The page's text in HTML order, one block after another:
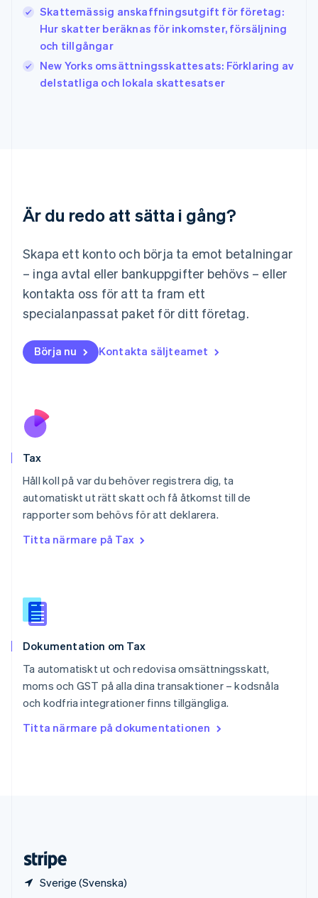
Skattemässig anskaffningsutgift för företag:
Hur skatter beräknas för inkomster, försäljning
och tillgångar
New Yorks omsättningsskattesats: Förklaring av
delstatliga och lokala skattesatser
Är du redo att sätta i gång?
Skapa ett konto och börja ta emot betalningar
– inga avtal eller bankuppgifter behövs – eller
kontakta oss för att ta fram ett
specialanpassat paket för ditt företag.
Börja nu Kontakta säljteamet
Tax
Håll koll på var du behöver registrera dig, ta
automatiskt ut rätt skatt och få åtkomst till de
rapporter som behövs för att deklarera.
Titta närmare på Tax
Dokumentation om Tax
Ta automatiskt ut och redovisa omsättningsskatt,
moms och GST på alla dina transaktioner – kodsnåla
och kodfria integrationer finns tillgängliga.
Titta närmare på dokumentationen
Sverige (Svenska)
ItalianoEnglish
Japan
日本語English
Kanada
EnglishFrançais
Kroatien
FrançaisDeutschEnglish
Malta
English
Mexiko
Español English
Nederländerna
Norge
English
English
Portugal
Schweiz
DeutschFrançaisItalianoEnglish
Singapore
Slovakien
Spanien
Español
English
Sverige
Thailand
ไทยEnglish
English